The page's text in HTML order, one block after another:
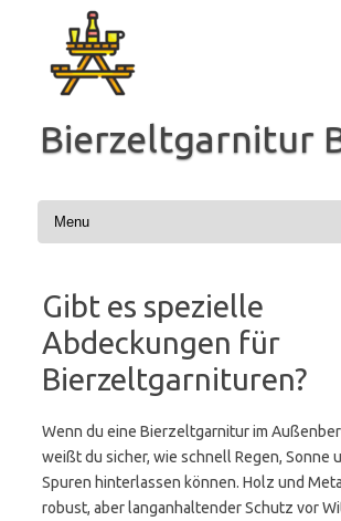
springen
Bierzeltgarnitur
Gibt es spezielle
Abdeckungen für
Bierzeltgarnituren?
Wenn du eine Bierzeltgarnitur im
weißt du sicher, wie schnell Regen, Sonne
Spuren hinterlassen können. Holz und
robust, aber langanhaltender Schutz vor